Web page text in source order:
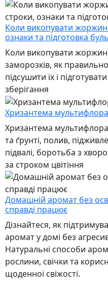
Коли викопувати
ознаки та підготовка
Коли викопувати
заморозків, як
підсушити їх і
зберігання
Хризантема
Хризантема
та ґрунті, полив,
підвалі, боротьба з
за строком цвітіння
Домашній аромат без
справді працює
Дізнайтеся, як
аромат у домі без
Натуральні способи
рослини, свічки та
щоденної свіжості.